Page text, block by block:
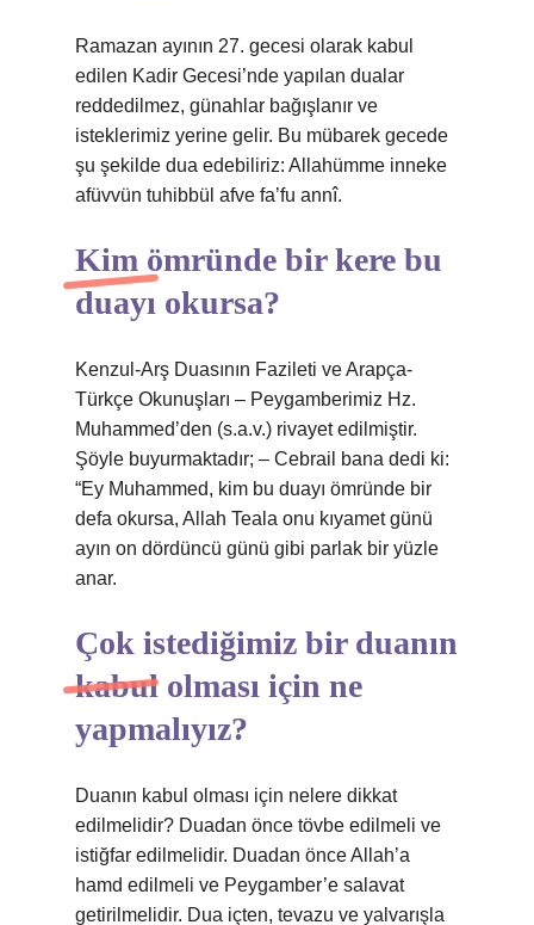
Ramazan ayının 27. gecesi olarak kabul
edilen Kadir Gecesi’nde yapılan dualar
reddedilmez, günahlar bağışlanır ve
isteklerimiz yerine gelir. Bu mübarek gecede
şu şekilde dua edebiliriz: Allahümme inneke
afüvvün tuhibbül afve fa’fu annî.
Kim ömründe bir kere bu
duayı okursa?
Kenzul-Arş Duasının Fazileti ve Arapça-
Türkçe Okunuşları – Peygamberimiz Hz.
Muhammed’den (s.a.v.) rivayet edilmiştir.
Şöyle buyurmaktadır; – Cebrail bana dedi ki:
“Ey Muhammed, kim bu duayı ömründe bir
defa okursa, Allah Teala onu kıyamet günü
ayın on dördüncü günü gibi parlak bir yüzle
anar.
Çok istediğimiz bir duanın
kabul olması için ne
yapmalıyız?
Duanın kabul olması için nelere dikkat
edilmelidir? Duadan önce tövbe edilmeli ve
istiğfar edilmelidir. Duadan önce Allah’a
hamd edilmeli ve Peygamber’e salavat
getirilmelidir. Dua içten, tevazu ve yalvarışla